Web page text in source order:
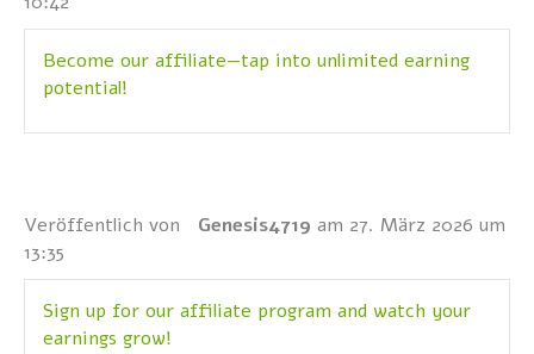
Become our affiliate—tap into unlimited earning
potential!
Veröffentlich von Genesis4719 am 27. März 2026 um
13:35
Sign up for our affiliate program and watch your
earnings grow!